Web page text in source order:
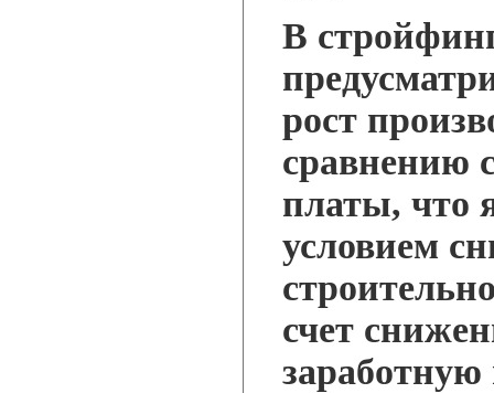
В
рост
сравнению
платы, что
условием
счет
заработную